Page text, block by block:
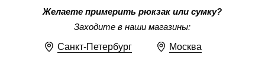
Желаете примерить рюкзак или сумку?
Заходите в наши магазины:
Санкт-Петербург Москва